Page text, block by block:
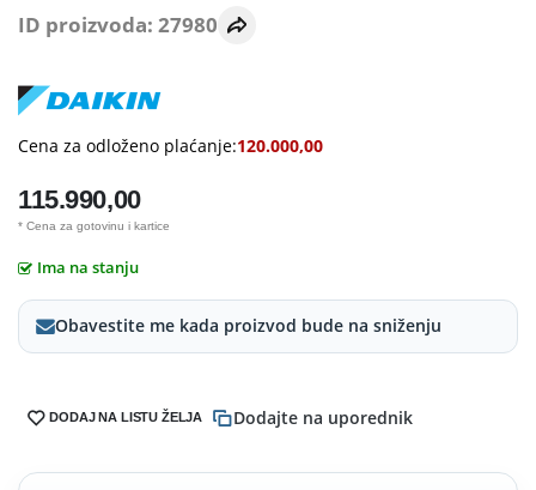
ID proizvoda: 27980
Cena za odloženo plaćanje:120.000,00
115.990,00
* Cena za gotovinu i kartice
Ima na stanju
Obavestite me kada proizvod bude na sniženju
DODAJ NA LISTU ŽELJA Dodajte na uporednik